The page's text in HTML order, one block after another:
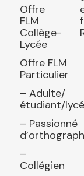
Offre
FLM
Collège-
Lycée
Offre FLM
Particulier
– Adulte/
étudiant/
– Passionné
–
Collégien